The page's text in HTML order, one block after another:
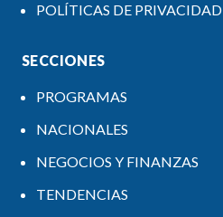
POLÍTICAS DE PRIVACIDAD
SECCIONES
PROGRAMAS
NACIONALES
NEGOCIOS Y FINANZAS
TENDENCIAS